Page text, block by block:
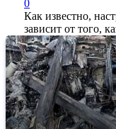
0
Как известно,
зависит от того,